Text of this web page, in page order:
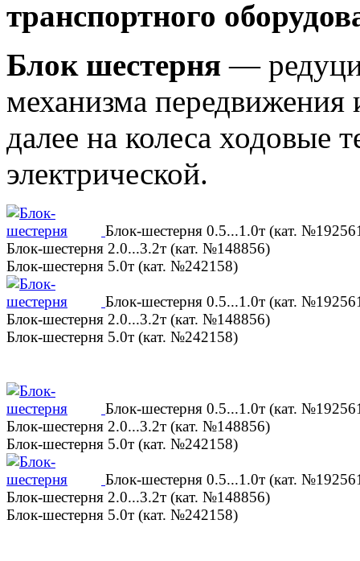
транспортного
Блок шестерня —
механизма
далее на колеса ходовые
электрической.
Блок-шестерня 0.5...1.0т (кат.
Блок-шестерня 2.0...3.2т (кат. №148856)
Блок-шестерня 5.0т (кат. №242158)
Блок-шестерня 0.5...1.0т (кат.
Блок-шестерня 2.0...3.2т (кат. №148856)
Блок-шестерня 5.0т (кат. №242158)
Блок-шестерня 0.5...1.0т (кат.
Блок-шестерня 2.0...3.2т (кат. №148856)
Блок-шестерня 5.0т (кат. №242158)
Блок-шестерня 0.5...1.0т (кат.
Блок-шестерня 2.0...3.2т (кат. №148856)
Блок-шестерня 5.0т (кат. №242158)